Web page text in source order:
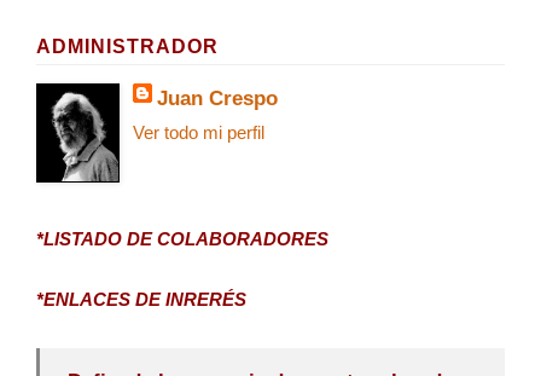
ADMINISTRADOR
Juan Crespo
Ver todo mi perfil
*LISTADO DE COLABORADORES
*ENLACES DE INRERÉS